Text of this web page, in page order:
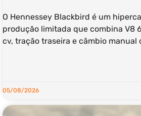
O Hennessey Blackbird é um
produção limitada que combina V8
cv, tração traseira e câmbio manual
05/08/2026